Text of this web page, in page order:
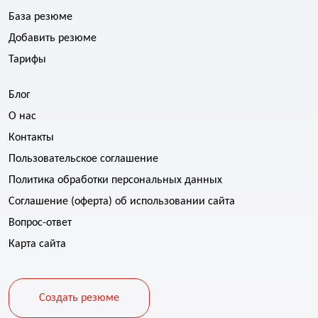
База резюме
Добавить резюме
Тарифы
Блог
О нас
Контакты
Пользовательское соглашение
Политика обработки персональных данных
Соглашение (оферта) об использовании сайта
Вопрос-ответ
Карта сайта
Создать резюме